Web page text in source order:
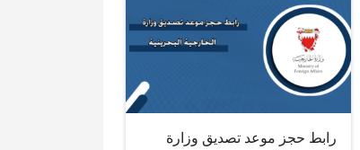
رابط حجز موعد تصديق وزارة